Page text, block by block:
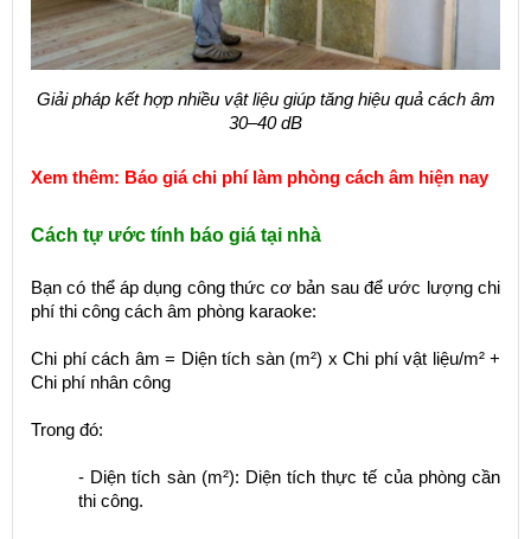
Giải pháp kết hợp nhiều vật liệu giúp tăng hiệu quả cách âm
30–40 dB
Xem thêm: Báo giá chi phí làm phòng cách âm hiện nay
Cách tự ước tính báo giá tại nhà
Bạn có thể áp dụng công thức cơ bản sau để ước lượng chi
phí thi công cách âm phòng karaoke:
Chi phí cách âm = Diện tích sàn (m²) x Chi phí vật liệu/m² +
Chi phí nhân công
Trong đó:
- Diện tích sàn (m²): Diện tích thực tế của phòng cần
thi công.